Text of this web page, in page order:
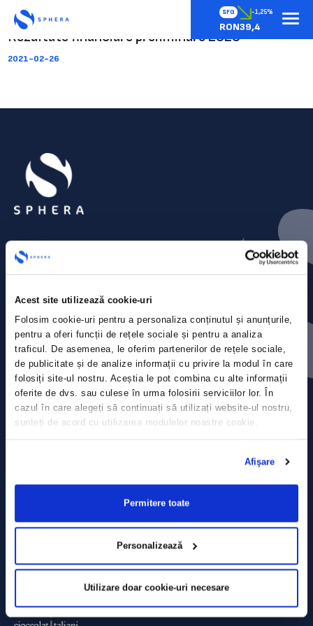
Acest site utilizează cookie-uri
Folosim cookie-uri pentru a personaliza conținutul și anunțurile,
pentru a oferi funcții de rețele sociale și pentru a analiza
traficul. De asemenea, le oferim partenerilor de rețele sociale,
de publicitate și de analize informații cu privire la modul în care
folosiți site-ul nostru. Aceștia le pot combina cu alte informații
oferite de dvs. sau culese în urma folosirii serviciilor lor. În
cazul în care alegeți să continuați să utilizați website-ul nostru,
sunteți de acord cu utilizarea modulelor noastre cookie.
Afişare
Permitere toate
Personalizează
Utilizare doar cookie-uri necesare
SFG -1,25%
RON39,4
Rezultate financiare preliminare 2020
2021-02-26
Contact
Comunicate de presă
Politica de confidențialitate
Politica de prelucrare a datelor